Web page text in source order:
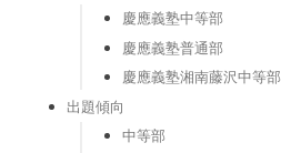
慶應義塾中等部
慶應義塾普通部
慶應義塾湘南藤沢中等部
出題傾向
中等部